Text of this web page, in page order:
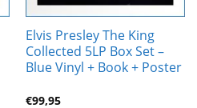
Elvis Presley The King
Collected 5LP Box Set –
Blue Vinyl + Book + Poster
€99,95